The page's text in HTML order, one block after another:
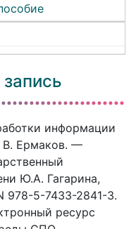
информации
В. Ермаков. —
Ю.А. Гагарина,
5-7433-2841-3.
ресурс